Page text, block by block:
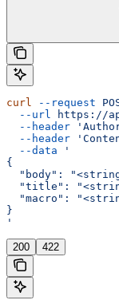
curl --request
  --url
https://
  --header
  --header
  --data
'
{
"body":
"title":
"macro":
}
'
200 422